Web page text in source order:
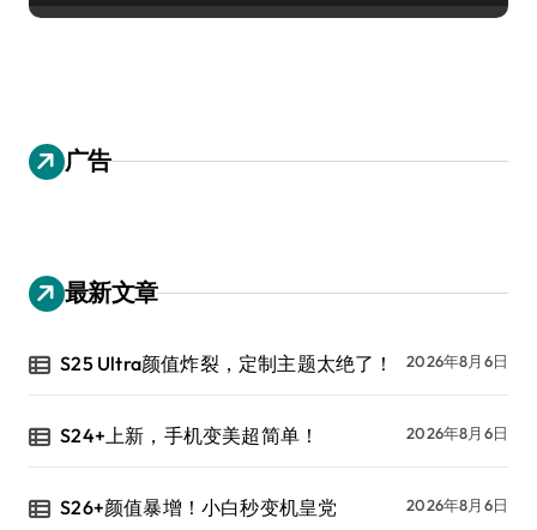
广告
最新文章
S25 Ultra颜值炸裂，定制主题太绝了！ 2026年8月6日
S24+上新，手机变美超简单！ 2026年8月6日
S26+颜值暴增！小白秒变机皇党 2026年8月6日